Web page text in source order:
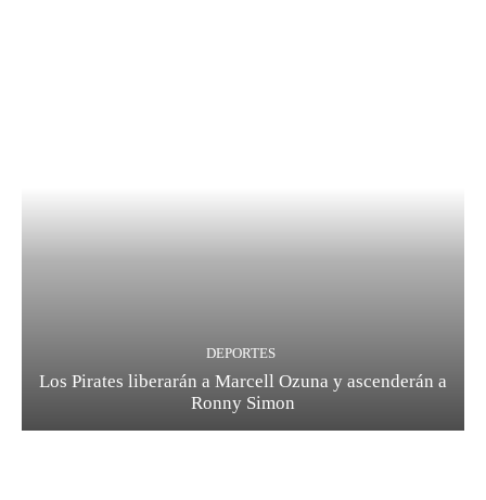
DEPORTES
Los Pirates liberarán a Marcell Ozuna y ascenderán a
Ronny Simon